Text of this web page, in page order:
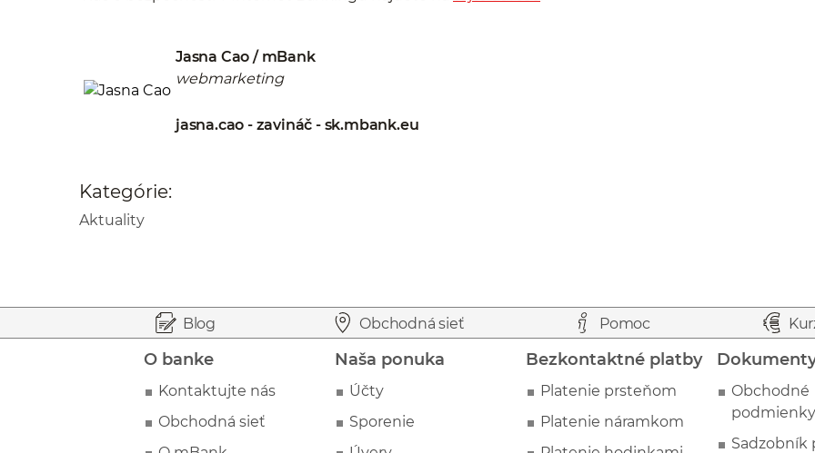
Jasna Cao / mBank
webmarketing
jasna.cao - zavináč - sk.mbank.eu
Kategórie:
Aktuality
Blog Obchodná sieť Pomoc
O banke
Kontaktujte nás
Obchodná sieť
Naša ponuka
Účty
Sporenie
Bezkontaktné platby
Platenie prsteňom
Platenie náramkom
Obchodné
podmienky
Sadzobník